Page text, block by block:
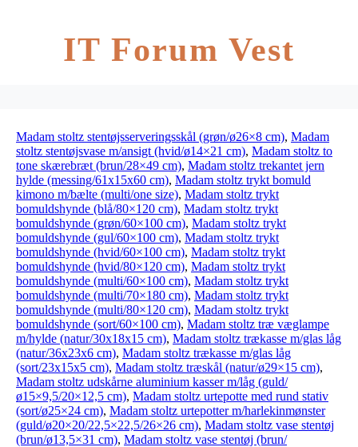
IT Forum Vest
Madam stoltz stentøjsserveringsskål (grøn/ø26×8 cm), Madam
stoltz stentøjsvase m/ansigt (hvid/ø14×21 cm), Madam stoltz to
tone skærebræt (brun/28×49 cm), Madam stoltz trekantet jern
hylde (messing/61x15x60 cm), Madam stoltz trykt bomuld
kimono m/bælte (multi/one size), Madam stoltz trykt
bomuldshynde (blå/80×120 cm), Madam stoltz trykt
bomuldshynde (grøn/60×100 cm), Madam stoltz trykt
bomuldshynde (gul/60×100 cm), Madam stoltz trykt
bomuldshynde (hvid/60×100 cm), Madam stoltz trykt
bomuldshynde (hvid/80×120 cm), Madam stoltz trykt
bomuldshynde (multi/60×100 cm), Madam stoltz trykt
bomuldshynde (multi/70×180 cm), Madam stoltz trykt
bomuldshynde (multi/80×120 cm), Madam stoltz trykt
bomuldshynde (sort/60×100 cm), Madam stoltz træ væglampe
m/hylde (natur/30x18x15 cm), Madam stoltz trækasse m/glas låg
(natur/36x23x6 cm), Madam stoltz trækasse m/glas låg
(sort/23x15x5 cm), Madam stoltz træskål (natur/ø29×15 cm),
Madam stoltz udskårne aluminium kasser m/låg (guld/
ø15×9,5/20×12,5 cm), Madam stoltz urtepotte med rund stativ
(sort/ø25×24 cm), Madam stoltz urtepotter m/harlekinmønster
(guld/ø20×20/22,5×22,5/26×26 cm), Madam stoltz vase stentøj
(brun/ø13,5×31 cm), Madam stoltz vase stentøj (brun/